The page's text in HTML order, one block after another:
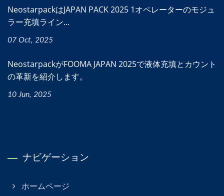
NeostarpackはJAPAN PACK 2025 1オペレーターのモジュ
ラー充填ライン...
07 Oct, 2025
NeostarpackがFOOMA JAPAN 2025で液体充填とカウント
の革新を紹介します。
10 Jun, 2025
ナビゲーション
ホームページ